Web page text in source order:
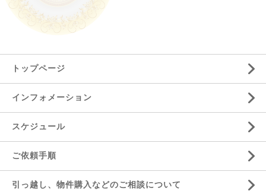
トップページ
インフォメーション
スケジュール
ご依頼手順
引っ越し、物件購入などのご相談について